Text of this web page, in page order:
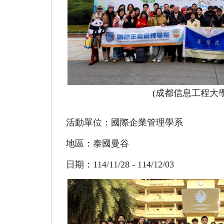
(成都信息工程大
活動單位：國際企業管理學系
地區：泰國曼谷
日期：114/11/28 - 114/12/03